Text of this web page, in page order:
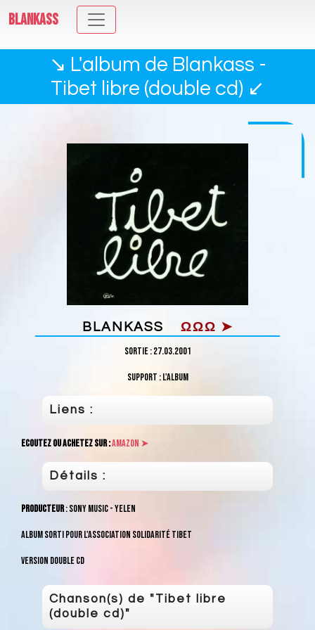
BLANKASS
↘ L'album de Blankass -
Tibet libre (double cd) ↙
BLANKASS ΩΩΩ ➤
Sortie: 27.03.2001
Support : l'album
Liens :
Ecoutez ou achetez sur :Amazon ➤
Détails :
Producteur: Sony Music - Yelen
Album sorti pour l'association Solidarité Tibet
Version double cd
Chanson(s) de "Tibet libre
(double cd)"